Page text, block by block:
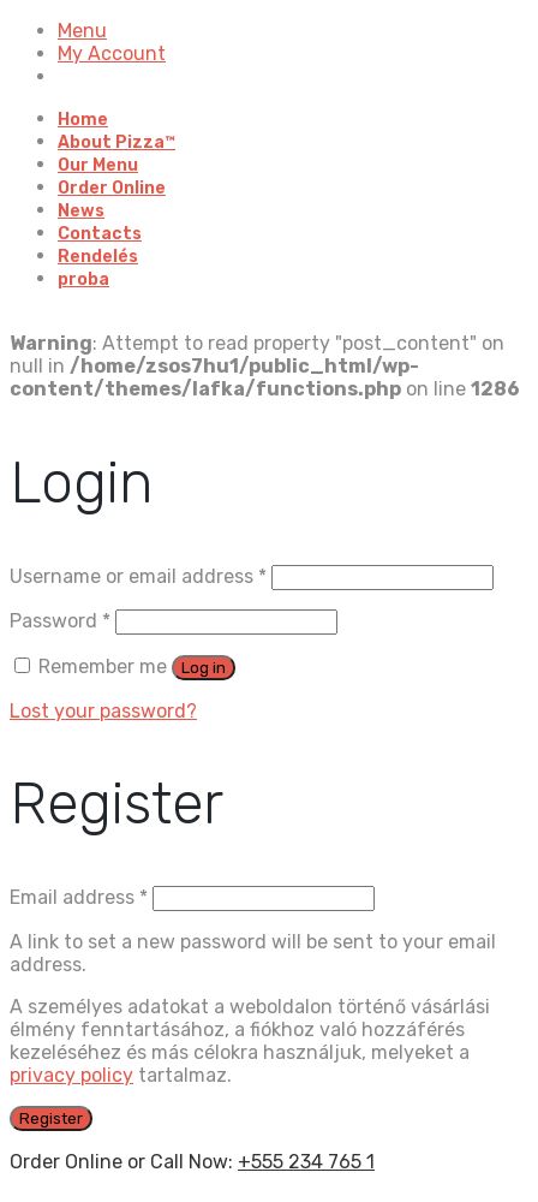
Menu
My Account
Home
About Pizza™
Our Menu
Order Online
News
Contacts
Rendelés
proba
Warning: Attempt to read property "post_content" on
null in /home/zsos7hu1/public_html/wp-
content/themes/lafka/functions.php on line 1286
Login
Username or email address *
Password *
Remember me
Log in
Lost your password?
Register
Email address *
A link to set a new password will be sent to your email
address.
A személyes adatokat a weboldalon történő vásárlási
élmény fenntartásához, a fiókhoz való hozzáférés
kezeléséhez és más célokra használjuk, melyeket a
privacy policy tartalmaz.
Register
Order Online or Call Now: +555 234 765 1